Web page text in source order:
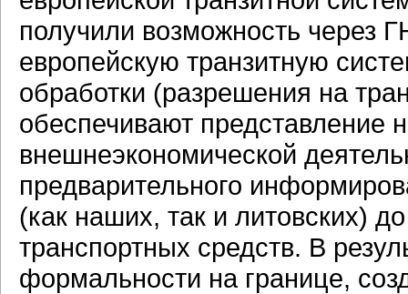
получили возможность
европейскую транзитную
обработки (разрешения на
обеспечивают представление
внешнеэкономической
предварительного
(как наших, так и литовских)
транспортных средств. В
формальности на границе,